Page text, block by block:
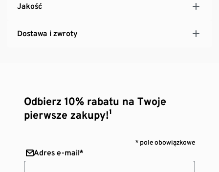
Jakość
Dostawa i zwroty
Odbierz 10% rabatu na Twoje
pierwsze zakupy!¹
* pole obowiązkowe
Adres e-mail*